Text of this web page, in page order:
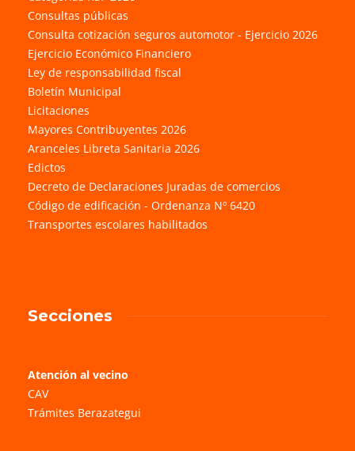
Consultas públicas
Consulta cotización seguros automotor - Ejercicio 2026
Ejercicio Económico Financiero
Ley de responsabilidad fiscal
Boletín Municipal
Licitaciones
Mayores Contribuyentes 2026
Aranceles Libreta Sanitaria 2026
Edictos
Decreto de Declaraciones Juradas de comercios
Código de edificación - Ordenanza Nº 6420
Transportes escolares habilitados
Secciones
Atención al vecino
CAV
Trámites Berazategui